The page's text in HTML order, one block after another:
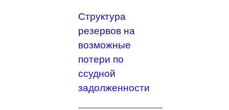
Структура
резервов на
возможные
потери по
ссудной
задолженности